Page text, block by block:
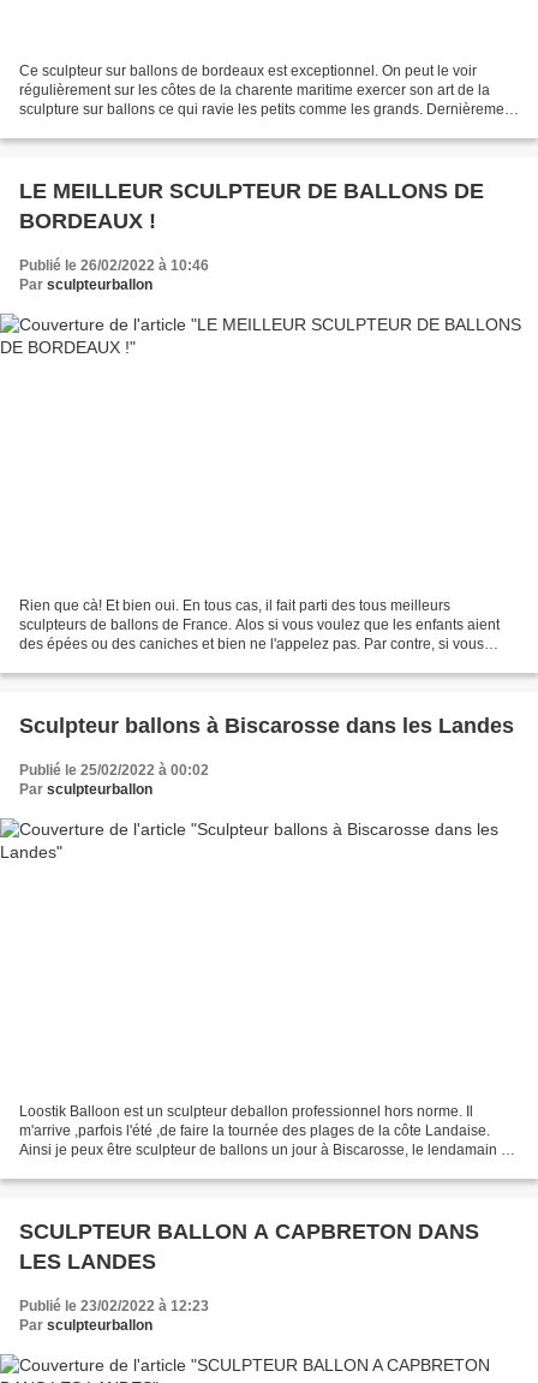
Ce sculpteur sur ballons de bordeaux est exceptionnel. On peut le voir
régulièrement sur les côtes de la charente maritime exercer son art de la
sculpture sur ballons ce qui ravie les petits comme les grands. Dernièrement
LE MEILLEUR SCULPTEUR DE BALLONS DE
BORDEAUX !
Publié le 26/02/2022 à 10:46
Par sculpteurballon
Rien que cà! Et bien oui. En tous cas, il fait parti des tous meilleurs
sculpteurs de ballons de France. Alos si vous voulez que les enfants aient
des épées ou des caniches et bien ne l'appelez pas. Par contre, si vous
Sculpteur ballons à Biscarosse dans les Landes
Publié le 25/02/2022 à 00:02
Par sculpteurballon
Loostik Balloon est un sculpteur deballon professionnel hors norme. Il
m'arrive ,parfois l'été ,de faire la tournée des plages de la côte Landaise.
Ainsi je peux être sculpteur de ballons un jour à Biscarosse, le lendamain à
SCULPTEUR BALLON A CAPBRETON DANS
LES LANDES
Publié le 23/02/2022 à 12:23
Par sculpteurballon